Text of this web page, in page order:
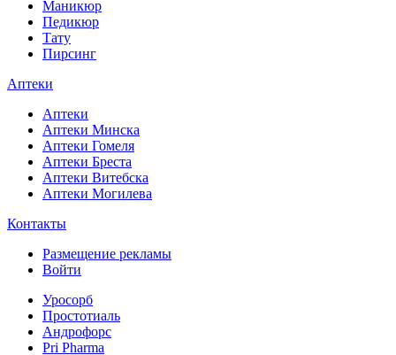
Маникюр
Педикюр
Тату
Пирсинг
Аптеки
Аптеки
Аптеки Минска
Аптеки Гомеля
Аптеки Бреста
Аптеки Витебска
Аптеки Могилева
Контакты
Размещение рекламы
Войти
Уросорб
Простотиаль
Андрофорс
Pri Pharma